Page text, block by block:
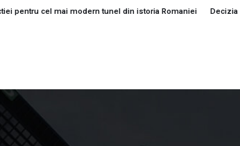
pentru cel mai modern tunel din istoria Romaniei